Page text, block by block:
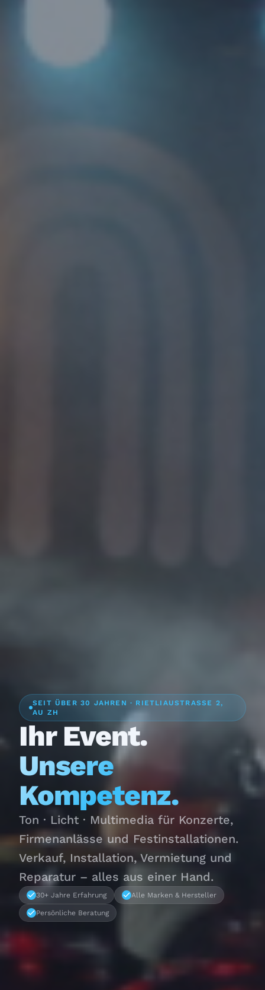
SEIT ÜBER 30 JAHREN · RIETLIAUSTRASSE 2,
AU ZH
Ihr Event.
Unsere
Kompetenz.
Ton · Licht · Multimedia für Konzerte,
Firmenanlässe und Festinstallationen.
Verkauf, Installation, Vermietung und
Reparatur – alles aus einer Hand.
30+ Jahre Erfahrung Alle Marken & Hersteller
Persönliche Beratung